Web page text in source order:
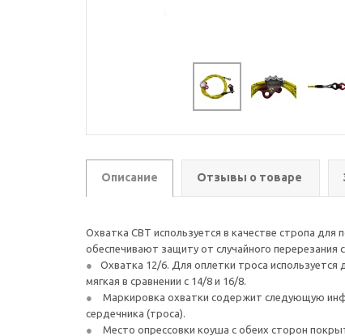
Описание Отзывы о товаре
Охватка СВТ используется в качестве стропа для
обеспечивают защиту от случайного
Охватка 12/6. Для оплетки троса
мягкая в сравнении с 14/8 и 16/8.
Маркировка охватки содержит следующую
сердечника (троса).
Место опрессовки коуша с обеих сторон